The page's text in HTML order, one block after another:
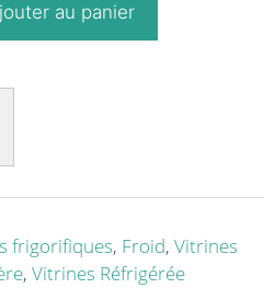
au panier
frigorifiques, Froid, Vitrines
, Vitrines Réfrigérée